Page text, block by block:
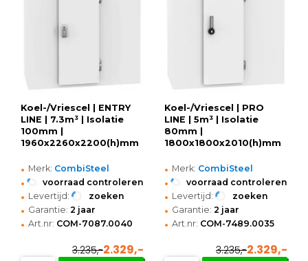
Koel-/Vriescel | ENTRY
LINE | 7.3m³ | Isolatie
100mm |
1960x2260x2200(h)mm
• Merk: CombiSteel
• voorraad controleren
• Levertijd: zoeken
• Garantie: 2 jaar
• Art.nr: COM-7087.0040
3.235,-2.329,-
Koel-/Vriescel | PRO
LINE | 5m³ | Isolatie
80mm |
1800x1800x2010(h)mm
• Merk: CombiSteel
• voorraad controleren
• Levertijd: zoeken
• Garantie: 2 jaar
• Art.nr: COM-7489.0035
3.235,-2.329,-